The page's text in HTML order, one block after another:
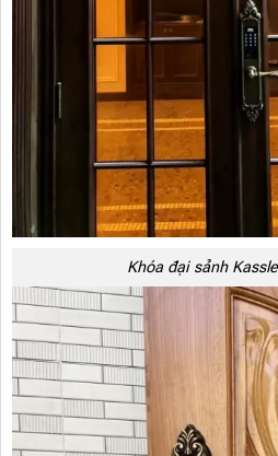
Khóa đại sảnh